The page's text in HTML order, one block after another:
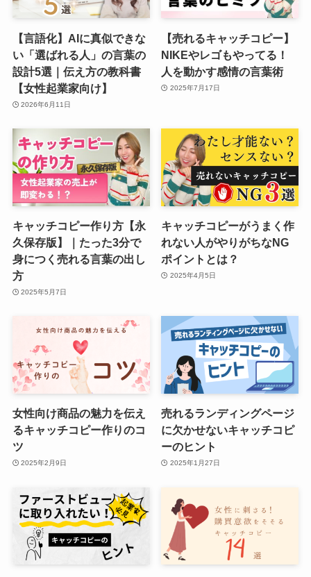
【言語化】AIに真似できな
い「選ばれる人」の言葉の
設計5選｜伝え方の教科書
【女性起業家向け】
2026年6月11日
【売れるキャッチコピー】
NIKEやレゴもやってる！
人を動かす感情の言葉術
2025年7月17日
キャッチコピー作り方【永
久保存版】｜たった3分で
身につく売れる言葉の出し
方
2025年5月7日
キャッチコピーがうまく作
れない人がやりがちなNG
ポイントとは？
2025年4月5日
女性向け商品の魅力を伝え
るキャッチコピー作りのコ
ツ
2025年2月9日
売れるランディングページ
に欠かせないキャッチコピ
ーのヒント
2025年1月27日